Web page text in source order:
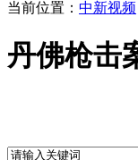
当前位置： 中新视频
丹佛枪击